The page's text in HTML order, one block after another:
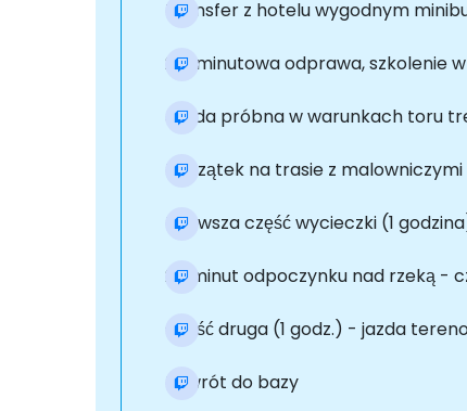
Transfer z hotelu wygodnym
20-minutowa odprawa, szkolenie
Jazda próbna w warunkach toru
Początek na trasie z
Pierwsza część wycieczki (1
20 minut odpoczynku nad rzeką -
Część druga (1 godz.) - jazda
Powrót do bazy